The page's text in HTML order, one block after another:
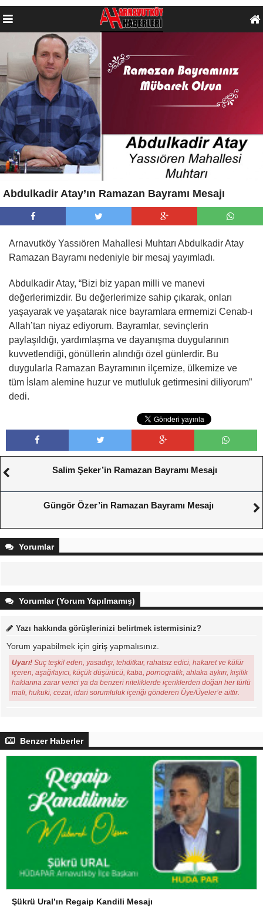
Abdulkadir Atay’ın Ramazan Bayramı Mesajı
Arnavutköy Yassıören Mahallesi Muhtarı Abdulkadir Atay
Ramazan Bayramı nedeniyle bir mesaj yayımladı.
Abdulkadir Atay, “Bizi biz yapan milli ve manevi
değerlerimizdir. Bu değerlerimize sahip çıkarak, onları
yaşayarak ve yaşatarak nice bayramlara ermemizi Cenab-ı
Allah’tan niyaz ediyorum. Bayramlar, sevinçlerin
paylaşıldığı, yardımlaşma ve dayanışma duygularının
kuvvetlendiği, gönüllerin alındığı özel günlerdir. Bu
duygularla Ramazan Bayramının ilçemize, ülkemize ve
tüm İslam alemine huzur ve mutluluk getirmesini diliyorum”
dedi.
Salim Şeker’in Ramazan Bayramı Mesajı
Güngör Özer’in Ramazan Bayramı Mesajı
Yorumlar
Yorumlar (Yorum Yapılmamış)
Yazı hakkında görüşlerinizi belirtmek istermisiniz?
Yorum yapabilmek için giriş yapmalısınız.
Uyarı! Suç teşkil eden, yasadışı, tehditkar, rahatsız edici, hakaret ve küfür
içeren, aşağılayıcı, küçük düşürücü, kaba, pornografik, ahlaka aykırı, kişilik
haklarına zarar verici ya da benzeri niteliklerde içeriklerden doğan her türlü
mali, hukuki, cezai, idari sorumluluk içeriği gönderen Üye/Üyeler’e aittir.
Benzer Haberler
Şükrü Ural’ın Regaip Kandili Mesajı